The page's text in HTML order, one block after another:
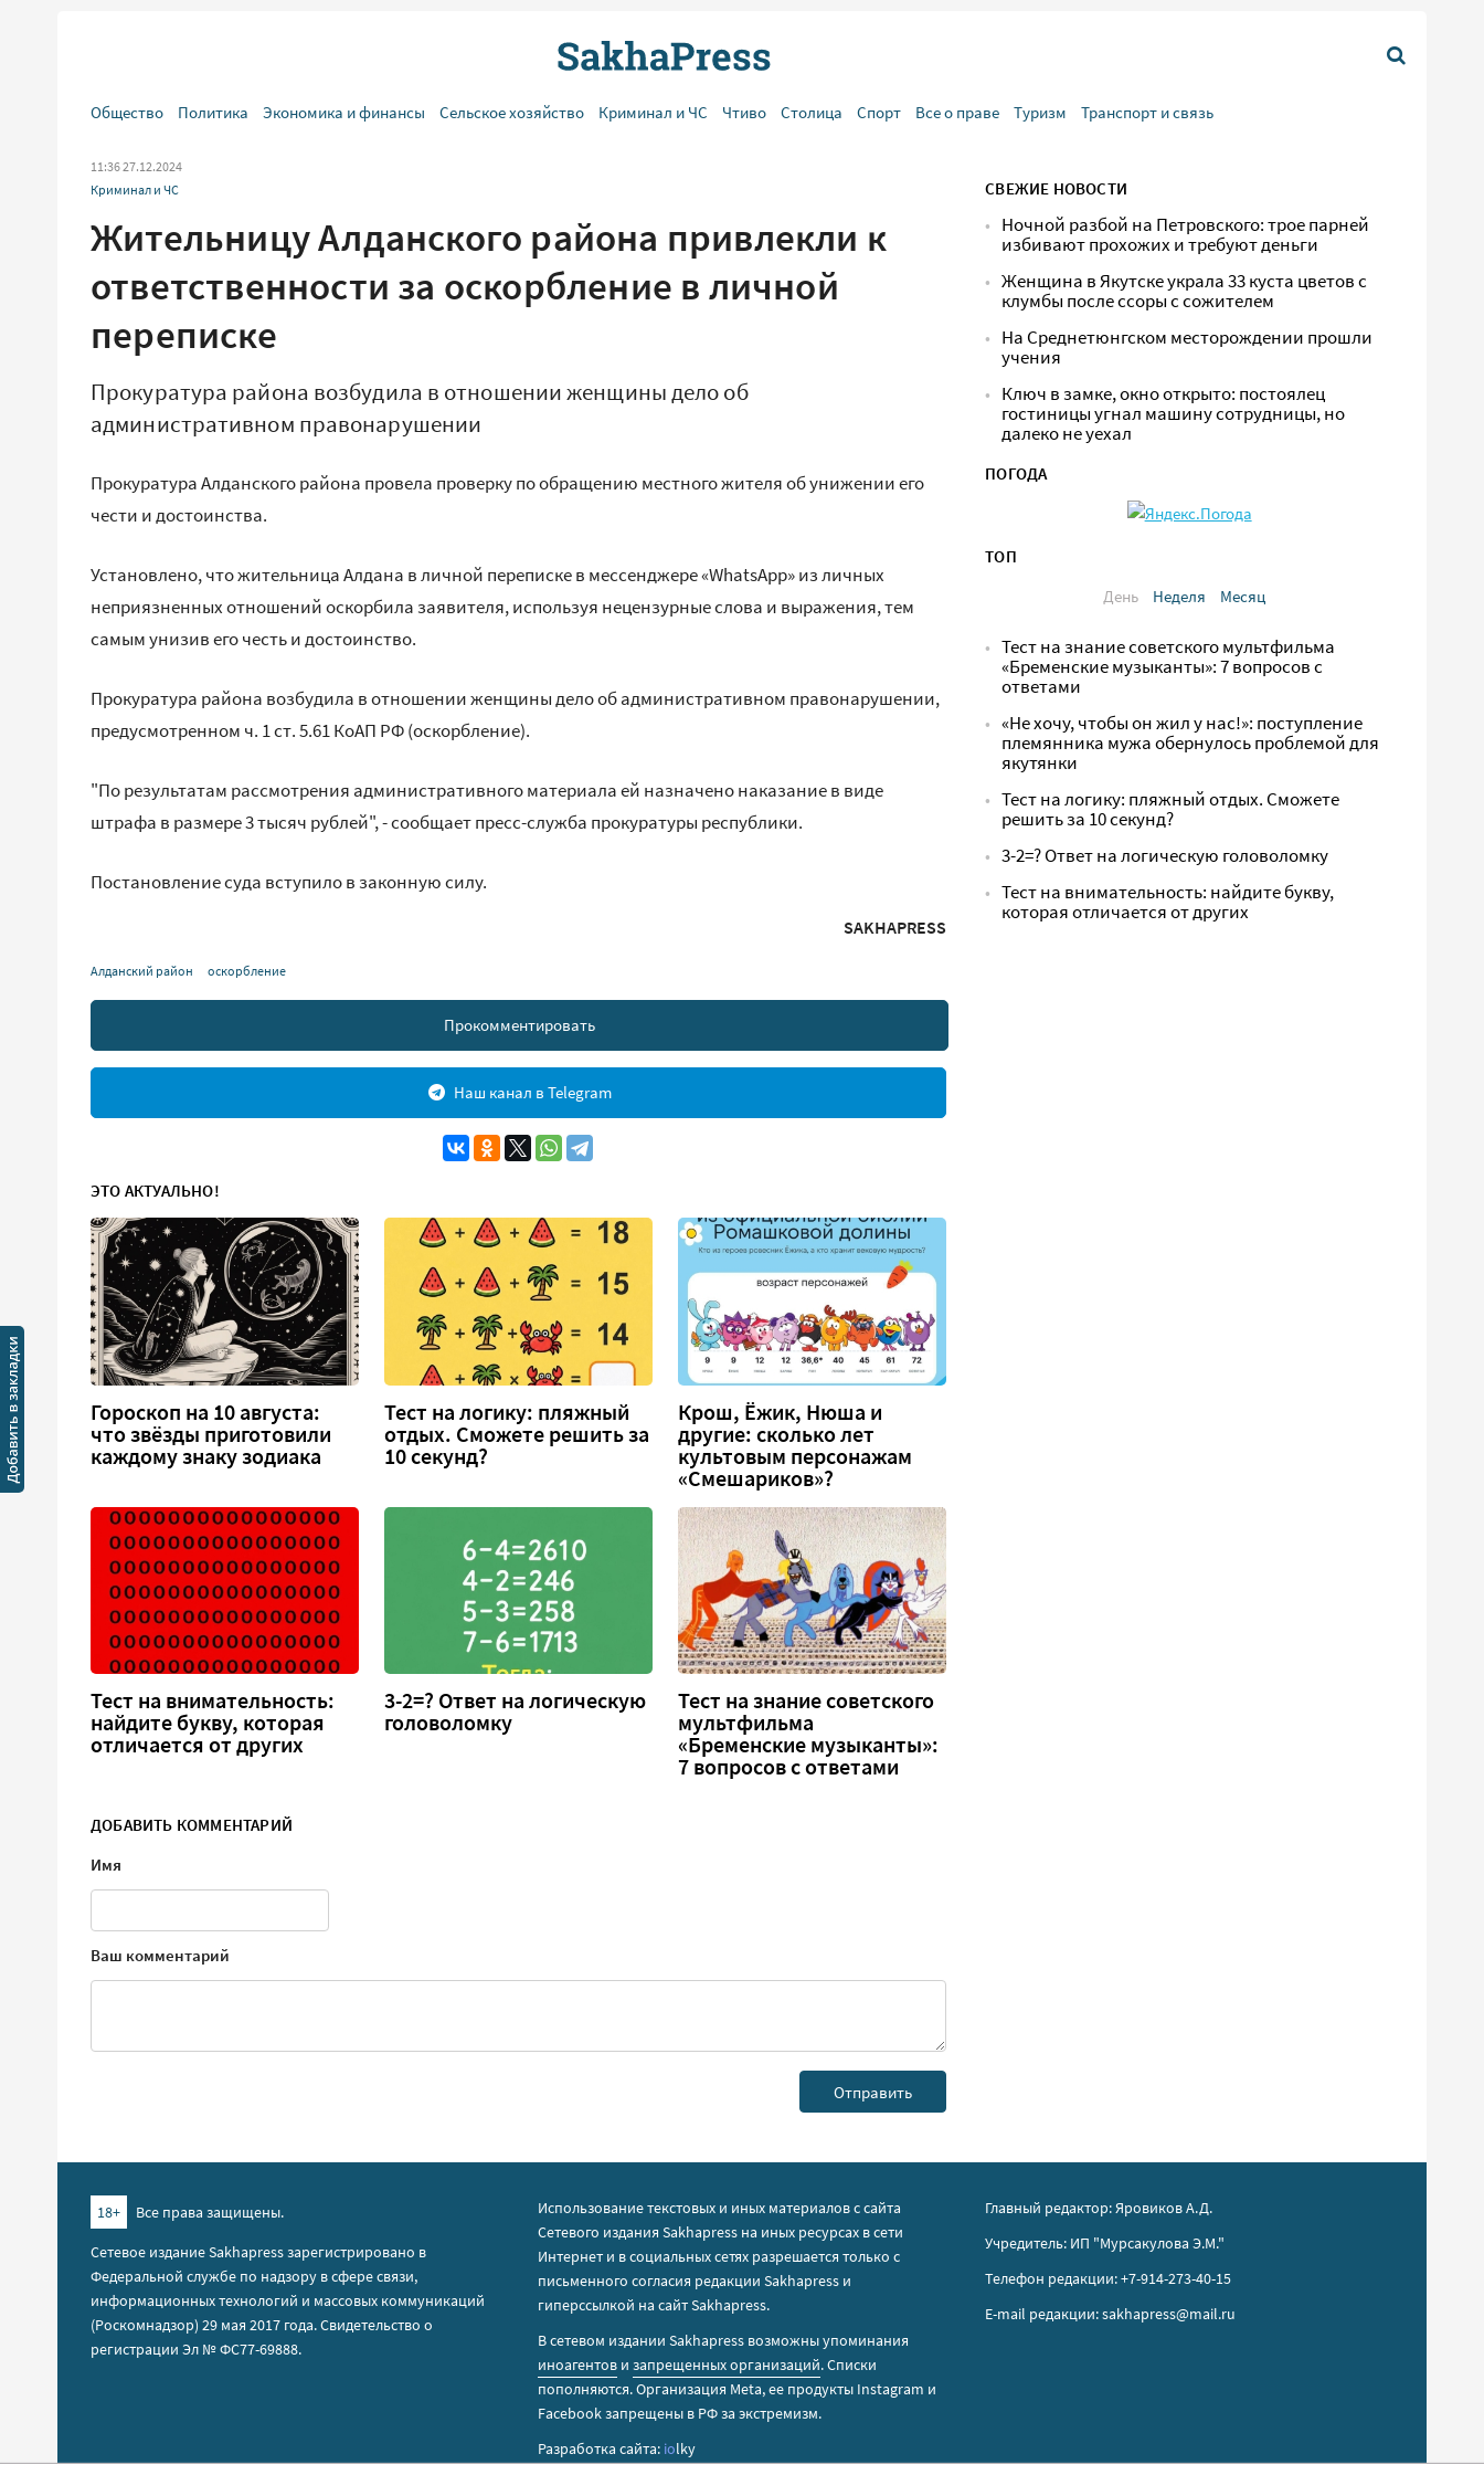
Общество Политика Экономика и финансы Сельское хозяйство Криминал и ЧС Чтиво Столица Спорт Все о праве Туризм Транспорт и связь
11:36 27.12.2024
Криминал и ЧС
Жительницу Алданского района привлекли к
ответственности за оскорбление в личной
переписке
Прокуратура района возбудила в отношении женщины дело об
административном правонарушении
Прокуратура Алданского района провела проверку по обращению местного жителя об унижении его
чести и достоинства.
Установлено, что жительница Алдана в личной переписке в мессенджере «WhatsApp» из личных
неприязненных отношений оскорбила заявителя, используя нецензурные слова и выражения, тем
самым унизив его честь и достоинство.
Прокуратура района возбудила в отношении женщины дело об административном правонарушении,
предусмотренном ч. 1 ст. 5.61 КоАП РФ (оскорбление).
"По результатам рассмотрения административного материала ей назначено наказание в виде
штрафа в размере 3 тысяч рублей", - сообщает пресс-служба прокуратуры республики.
Постановление суда вступило в законную силу.
SAKHAPRESS
Алданский район оскорбление
Прокомментировать
Наш канал в Telegram
ЭТО АКТУАЛЬНО!
Гороскоп на 10 августа:
что звёзды приготовили
каждому знаку зодиака
Тест на логику: пляжный
отдых. Сможете решить за
10 секунд?
Крош, Ёжик, Нюша и
другие: сколько лет
культовым персонажам
«Смешариков»?
Тест на внимательность:
найдите букву, которая
отличается от других
3-2=? Ответ на логическую
головоломку
Тест на знание советского
мультфильма
«Бременские музыканты»:
7 вопросов с ответами
ДОБАВИТЬ КОММЕНТАРИЙ
Имя
Ваш комментарий
СВЕЖИЕ НОВОСТИ
Ночной разбой на Петровского: трое парней
избивают прохожих и требуют деньги
Женщина в Якутске украла 33 куста цветов с
клумбы после ссоры с сожителем
На Среднетюнгском месторождении прошли
учения
Ключ в замке, окно открыто: постоялец
гостиницы угнал машину сотрудницы, но
далеко не уехал
ПОГОДА
ТОП
День
Неделя Месяц
Тест на знание советского мультфильма
«Бременские музыканты»: 7 вопросов с
ответами
«Не хочу, чтобы он жил у нас!»: поступление
племянника мужа обернулось проблемой для
якутянки
Тест на логику: пляжный отдых. Сможете
решить за 10 секунд?
3-2=? Ответ на логическую головоломку
Тест на внимательность: найдите букву,
которая отличается от других
18+
Все права защищены.
Сетевое издание Sakhapress зарегистрировано в
Федеральной службе по надзору в сфере связи,
информационных технологий и массовых коммуникаций
(Роскомнадзор) 29 мая 2017 года. Свидетельство о
регистрации Эл № ФС77-69888.
Использование текстовых и иных материалов с сайта
Сетевого издания Sakhapress на иных ресурсах в сети
Интернет и в социальных сетях разрешается только с
письменного согласия редакции Sakhapress и
гиперссылкой на сайт Sakhapress.
В сетевом издании Sakhapress возможны упоминания
иноагентов изапрещенных организаций. Списки
пополняются. Организация Metа, ее продукты Instagram и
Facebook запрещены в РФ за экстремизм.
Разработка сайта: iolky
Главный редактор: Яровиков А.Д.
Учредитель: ИП "Мурсакулова Э.М."
Телефон редакции: +7-914-273-40-15
E-mail редакции: sakhapress@mail.ru